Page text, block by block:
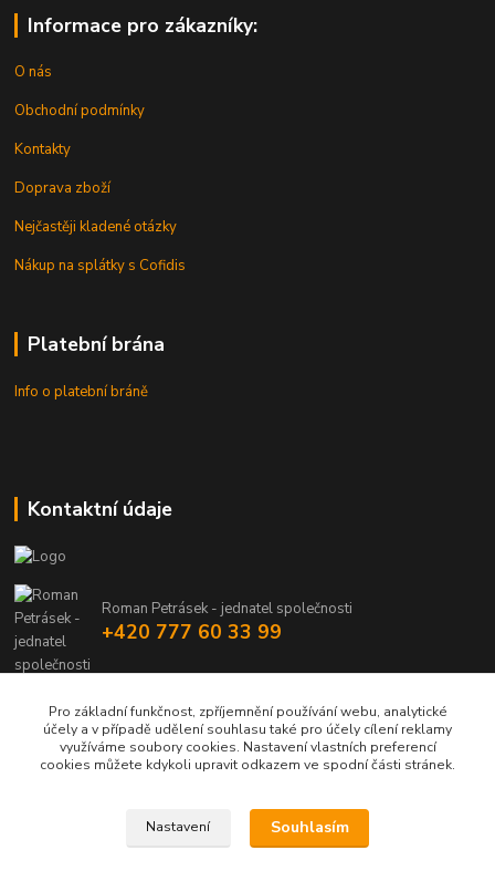
Informace pro zákazníky:
O nás
Obchodní podmínky
Kontakty
Doprava zboží
Nejčastěji kladené otázky
Nákup na splátky s Cofidis
Platební brána
Info o platební bráně
Kontaktní údaje
Roman Petrásek - jednatel společnosti
+420 777 60 33 99
Upravit sběr cookies.
Pro základní funkčnost, zpříjemnění používání webu, analytické
účely a v případě udělení souhlasu také pro účely cílení reklamy
využíváme soubory cookies. Nastavení vlastních preferencí
cookies můžete kdykoli upravit odkazem ve spodní části stránek.
Nastavení Souhlasím